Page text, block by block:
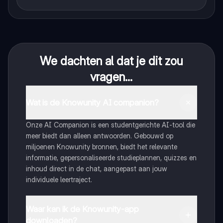
We dachten al dat je dit zou
vragen...
Onze AI Companion is een studentgerichte AI-tool die
meer biedt dan alleen antwoorden. Gebouwd op
miljoenen Knowunity bronnen, biedt het relevante
informatie, gepersonaliseerde studieplannen, quizzes en
inhoud direct in de chat, aangepast aan jouw
individuele leertraject.